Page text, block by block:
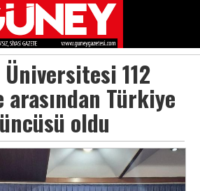
112
Türkiye
oldu